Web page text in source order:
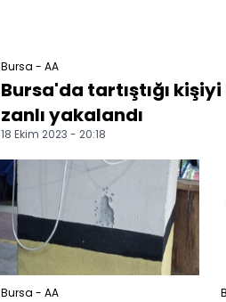
Bursa - AA
Bursa'da tartıştığı
zanlı yakalandı
18 Ekim 2023 - 20:18
Bursa - AA